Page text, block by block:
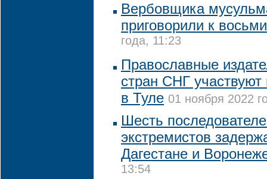
Вербовщика
приговорили к
года, 11:23
Православные
стран СНГ
в Туле 01 ноября 2022
Шесть
экстремистов
Дагестане и
13:54